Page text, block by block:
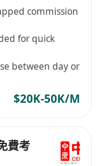
commission
for quick
between day or
$20K-50K/M
費考